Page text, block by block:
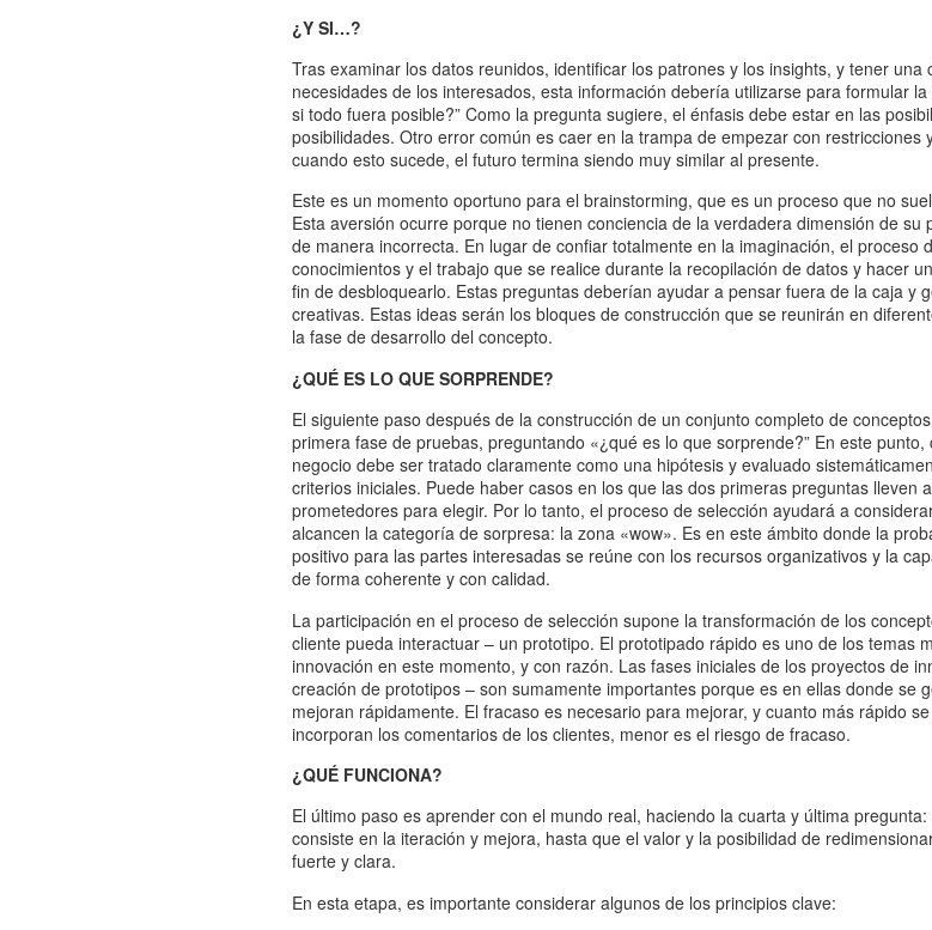
¿Y SI…?
Tras examinar los datos reunidos, identificar los patrones y los insights, y tener una
necesidades de los interesados, esta información debería utilizarse para formular
si todo fuera posible?” Como la pregunta sugiere, el énfasis debe estar en las
posibilidades. Otro error común es caer en la trampa de empezar con restricciones
cuando esto sucede, el futuro termina siendo muy similar al presente.
Este es un momento oportuno para el brainstorming, que es un proceso que no
Esta aversión ocurre porque no tienen conciencia de la verdadera dimensión de su
de manera incorrecta. En lugar de confiar totalmente en la imaginación, el proceso
conocimientos y el trabajo que se realice durante la recopilación de datos y hacer
fin de desbloquearlo. Estas preguntas deberían ayudar a pensar fuera de la caja y
creativas. Estas ideas serán los bloques de construcción que se reunirán en
la fase de desarrollo del concepto.
¿QUÉ ES LO QUE SORPRENDE?
El siguiente paso después de la construcción de un conjunto completo de
primera fase de pruebas, preguntando «¿qué es lo que sorprende?” En este
negocio debe ser tratado claramente como una hipótesis y evaluado
criterios iniciales. Puede haber casos en los que las dos primeras preguntas lleven
prometedores para elegir. Por lo tanto, el proceso de selección ayudará a
alcancen la categoría de sorpresa: la zona «wow». Es en este ámbito donde la
positivo para las partes interesadas se reúne con los recursos organizativos y la
de forma coherente y con calidad.
La participación en el proceso de selección supone la transformación de los
cliente pueda interactuar – un prototipo. El prototipado rápido es uno de los temas
innovación en este momento, y con razón. Las fases iniciales de los proyectos de
creación de prototipos – son sumamente importantes porque es en ellas donde se
mejoran rápidamente. El fracaso es necesario para mejorar, y cuanto más rápido
incorporan los comentarios de los clientes, menor es el riesgo de fracaso.
¿QUÉ FUNCIONA?
El último paso es aprender con el mundo real, haciendo la cuarta y última
consiste en la iteración y mejora, hasta que el valor y la posibilidad de
fuerte y clara.
En esta etapa, es importante considerar algunos de los principios clave: